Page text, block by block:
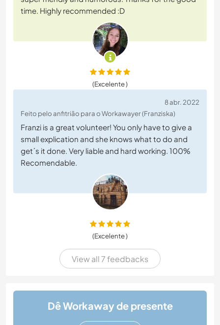
time. Highly recommended :D
(Excelente )
8 abr. 2022
Feito pelo anfitrião para o Workawayer (Franziska)
Franzi is a great volunteer! You only have to give a
small explication and she knows what to do and
get´s it done. Very liable and hard working. 100%
Recomendable.
(Excelente )
View all 7 feedbacks
Dê Workaway de presente